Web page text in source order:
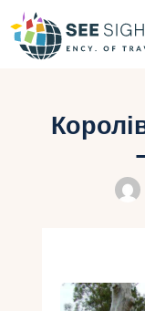
Гарячі тури
Типи Турів
Інфо